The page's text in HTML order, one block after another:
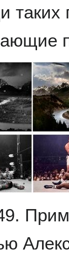
таких